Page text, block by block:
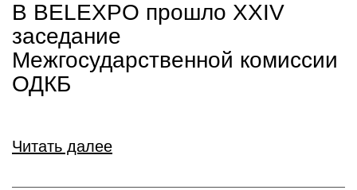
В BELEXPO прошло XXIV
заседание
Межгосударственной комиссии
ОДКБ
Читать далее